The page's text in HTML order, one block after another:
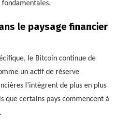
fondamentales.
le paysage financier
le Bitcoin continue de
un actif de réserve
l’intègrent de plus en plus
que certains pays commencent à